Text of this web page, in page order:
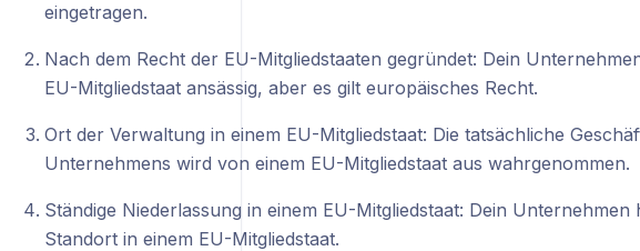
eingetragen.
Nach dem Recht der EU-Mitgliedstaaten gegründet: Dein
EU-Mitgliedstaat ansässig, aber es gilt europäisches Recht.
Ort der Verwaltung in einem EU-Mitgliedstaat: Die tatsächliche
Unternehmens wird von einem EU-Mitgliedstaat aus wahrgenommen.
Ständige Niederlassung in einem EU-Mitgliedstaat: Dein Unternehmen
Standort in einem EU-Mitgliedstaat.